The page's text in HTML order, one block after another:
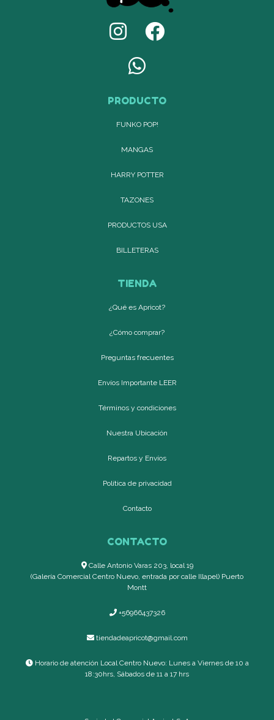
PRODUCTO
FUNKO POP!
MANGAS
HARRY POTTER
TAZONES
PRODUCTOS USA
BILLETERAS
TIENDA
¿Qué es Apricot?
¿Cómo comprar?
Preguntas frecuentes
Envíos Importante LEER
Términos y condiciones
Nuestra Ubicación
Repartos y Envíos
Política de privacidad
Contacto
CONTACTO
Calle Antonio Varas 203, local 19
(Galería Comercial Centro Nuevo, entrada por calle Illapel) Puerto
Montt
+56966437326
tiendadeapricot@gmail.com
Horario de atención Local Centro Nuevo: Lunes a Viernes de 10 a
18:30hrs, Sábados de 11 a 17 hrs